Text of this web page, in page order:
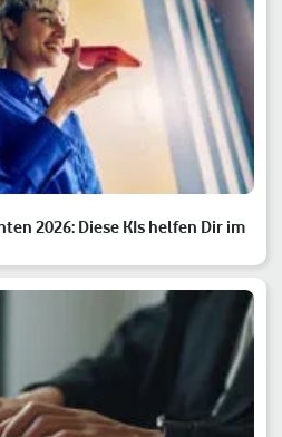
2026: Diese KIs helfen Dir im